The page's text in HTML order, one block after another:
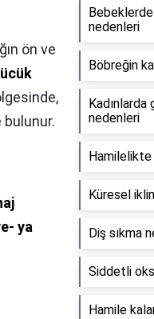
ön ve
bulunur.
ya
nedenleri
Böbreğin
Kadınlarda
nedenleri
Küresel
Diş sıkma
Siddetli
Hamile